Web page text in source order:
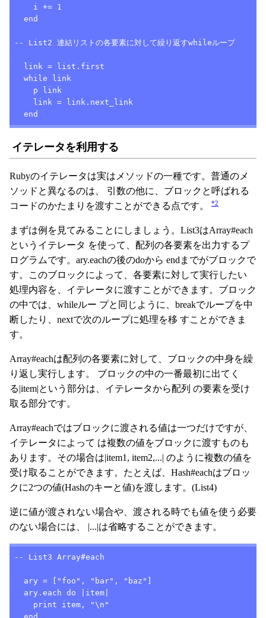
    i += 1
  end
-- List2 連結リストの各要素に対して繰り返すwhileループ
  link = list.first
  while link
    p link
    link = link.next_link
  end
イテレータを利用する
Rubyのイテレータは実はメソッドの一種です。普通のメ
ソッドと異なるのは、 引数の他に、ブロックと呼ばれる
コードのかたまりを渡すことができる点です。
*2
まずは例を見てみることにしましょう。List3はArray#each
というイテレータ を使って、配列の各要素を出力するプ
ログラムです。ary.eachの後のdoから endまでがブロックで
す。このブロックによって、各要素に対して実行したい
処理内容を、イテレータに渡すことができます。ブロック
の中では、whileルー プと同じように、breakでループを中
断したり、nextで次のループに処理を移 すことができま
す。
Array#eachは配列の各要素に対して、ブロックの中身を繰
り返し実行します。 ブロックの中の一番最初に出てく
る|item|という部分は、イテレータから配列 の要素を受け
取る部分です。
Array#eachではブロックに渡される値は一つだけですが、
イテレータによって は複数の値をブロックに渡すものも
あります。その場合は|item1, item2,...| のように複数の値を
受け取ることができます。たとえば、Hash#eachはブロッ
クに2つの値(Hashのキーと値)を渡します。(List4)
逆に値が渡されない場合や、渡される時でも値を使う必要
のない場合には、 |...|は省略することができます。
-- List3 Array#each
  ary = ["foo", "bar", "baz"]
  ary.each do |item|
    print item, "\n"